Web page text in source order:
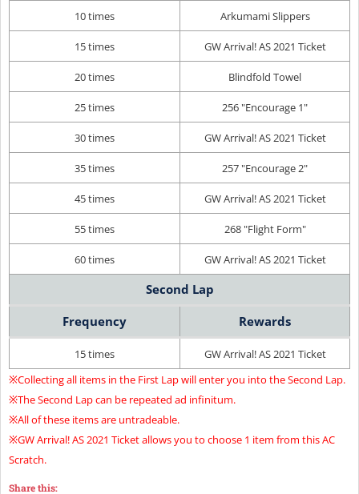
10 times Arkumami Slippers
15 times GW Arrival! AS 2021 Ticket
20 times Blindfold Towel
25 times 256 "Encourage 1"
30 times GW Arrival! AS 2021 Ticket
35 times 257 "Encourage 2"
45 times GW Arrival! AS 2021 Ticket
55 times 268 "Flight Form"
60 times GW Arrival! AS 2021 Ticket
Second Lap
Frequency
Rewards
15 times
GW Arrival! AS 2021 Ticket
※Collecting all items in the First Lap will enter you into the Second Lap.
※The Second Lap can be repeated ad infinitum.
※All of these items are untradeable.
※GW Arrival! AS 2021 Ticket allows you to choose 1 item from this AC
Scratch.
Share this: